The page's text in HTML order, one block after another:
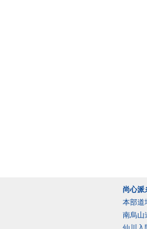
尚心派
本部道
南烏山